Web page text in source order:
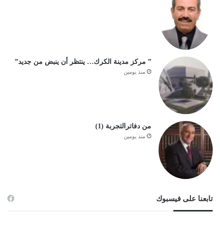
” مركز مدينة الكرك… ينتظر أن ينبض من جديد”
منذ يومين
من دفاترالتجربة (1)
منذ يومين
تابعنا على فيسبوك